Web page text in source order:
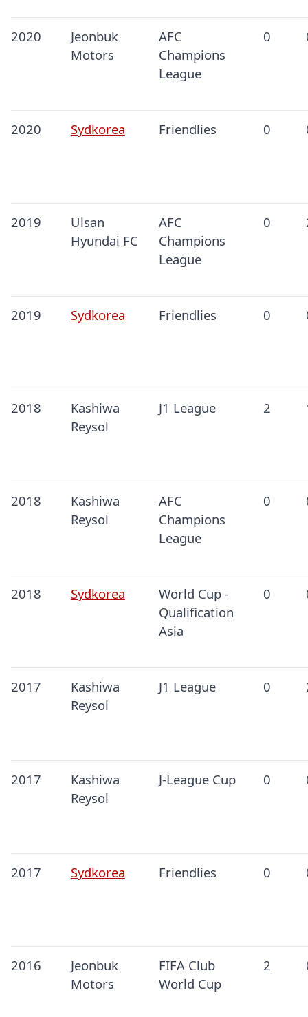
2020
Jeonbuk
Motors
AFC
Champions
League
0
2020 Sydkorea Friendlies 0
2019
Ulsan
Hyundai FC
AFC
Champions
League
0
2019 Sydkorea Friendlies 0
2018
Kashiwa
Reysol
J1 League 2
2018
Kashiwa
Reysol
AFC
Champions
League
0
2018 Sydkorea
World Cup -
Qualification
Asia
0
2017
Kashiwa
Reysol
J1 League 0
2017
Kashiwa
Reysol
J-League Cup 0
2017 Sydkorea Friendlies 0
2016
Jeonbuk
Motors
FIFA Club
World Cup
2